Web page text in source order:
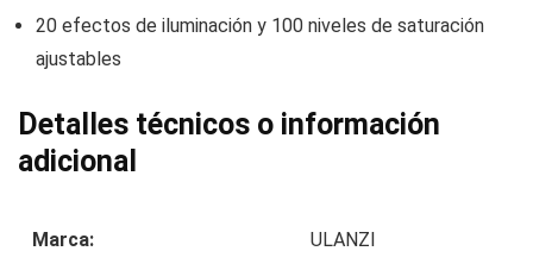
20 efectos de iluminación y 100 niveles de saturación
ajustables
Detalles técnicos o información
adicional
Marca: ULANZI